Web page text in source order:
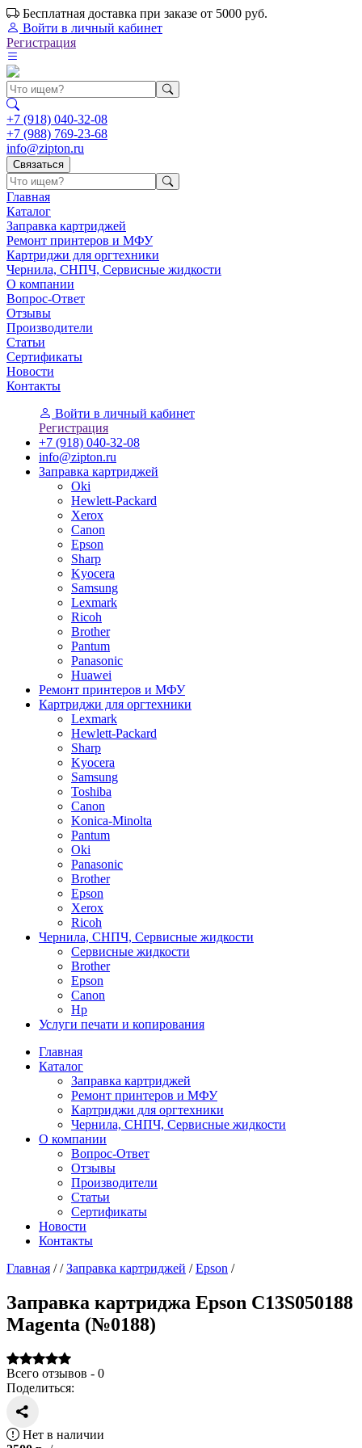
Бесплатная доставка при заказе от 5000 руб.
Войти в личный кабинет
Регистрация
+7 (918) 040-32-08
+7 (988) 769-23-68
info@zipton.ru
Связаться
Главная
Каталог
Заправка картриджей
Ремонт принтеров и МФУ
Картриджи для оргтехники
Чернила, СНПЧ, Сервисные жидкости
О компании
Вопрос-Ответ
Отзывы
Производители
Статьи
Сертификаты
Новости
Контакты
Войти в личный кабинет
Регистрация
+7 (918) 040-32-08
info@zipton.ru
Заправка картриджей
Oki
Hewlett-Packard
Xerox
Canon
Epson
Sharp
Kyocera
Samsung
Lexmark
Ricoh
Brother
Pantum
Panasonic
Huawei
Ремонт принтеров и МФУ
Картриджи для оргтехники
Lexmark
Hewlett-Packard
Sharp
Kyocera
Samsung
Toshiba
Canon
Konica-Minolta
Pantum
Oki
Panasonic
Brother
Epson
Xerox
Ricoh
Чернила, СНПЧ, Сервисные жидкости
Сервисные жидкости
Brother
Epson
Canon
Hp
Услуги печати и копирования
Главная
Каталог
Заправка картриджей
Ремонт принтеров и МФУ
Картриджи для оргтехники
Чернила, СНПЧ, Сервисные жидкости
О компании
Вопрос-Ответ
Отзывы
Производители
Статьи
Сертификаты
Новости
Контакты
Главная / / Заправка картриджей / Epson /
Заправка картриджа Epson C13S050188
Magenta (№0188)
Всего отзывов - 0
Поделиться:
Нет в наличии